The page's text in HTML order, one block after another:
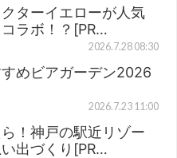
ターイエローが人気
コラボ！？[PR…
2026.7.28 08:30
めビアガーデン2026
2026.7.23 11:00
！神戸の駅近リゾー
い出づくり[PR…